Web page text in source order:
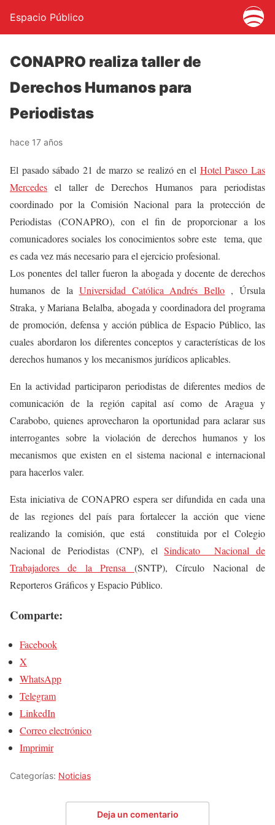
Espacio Público
CONAPRO realiza taller de
Derechos Humanos para
Periodistas
hace 17 años
El pasado sábado 21 de marzo se realizó en el Hotel Paseo Las
Mercedes el taller de Derechos Humanos para periodistas
coordinado por la Comisión Nacional para la protección de
Periodistas (CONAPRO), con el fin de proporcionar a los
comunicadores sociales los conocimientos sobre este tema, que
es cada vez más necesario para el ejercicio profesional.
Los ponentes del taller fueron la abogada y docente de derechos
humanos de la Universidad Católica Andrés Bello , Úrsula
Straka, y Mariana Belalba, abogada y coordinadora del programa
de promoción, defensa y acción pública de Espacio Público, las
cuales abordaron los diferentes conceptos y características de los
derechos humanos y los mecanismos jurídicos aplicables.
En la actividad participaron periodistas de diferentes medios de
comunicación de la región capital así como de Aragua y
Carabobo, quienes aprovecharon la oportunidad para aclarar sus
interrogantes sobre la violación de derechos humanos y los
mecanismos que existen en el sistema nacional e internacional
para hacerlos valer.
Esta iniciativa de CONAPRO espera ser difundida en cada una
de las regiones del país para fortalecer la acción que viene
realizando la comisión, que está constituida por el Colegio
Nacional de Periodistas (CNP), elSindicato Nacional de
Trabajadores de la Prensa (SNTP), Círculo Nacional de
Reporteros Gráficos y Espacio Público.
Comparte:
Facebook
X
WhatsApp
Telegram
LinkedIn
Correo electrónico
Imprimir
Categorías: Noticias
Deja un comentario